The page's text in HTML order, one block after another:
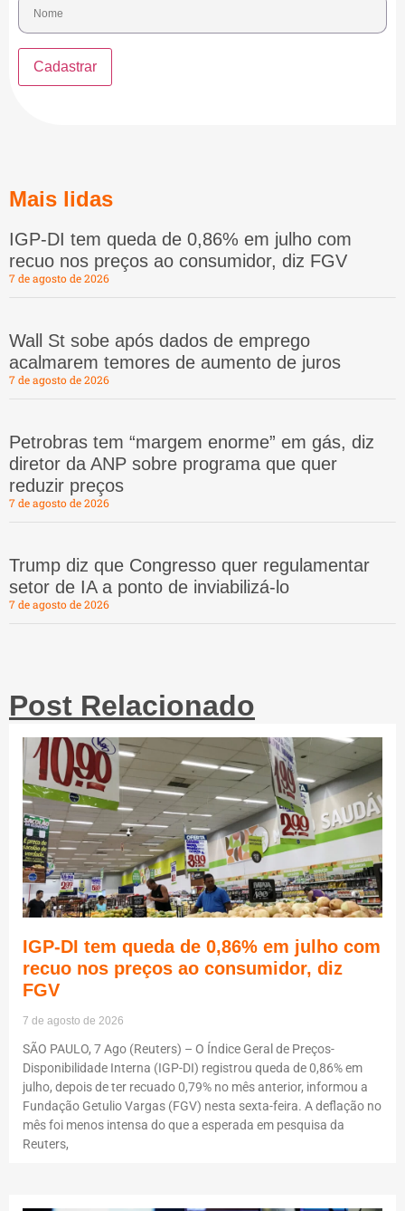
Mais lidas
IGP-DI tem queda de 0,86% em julho com
recuo nos preços ao consumidor, diz FGV
7 de agosto de 2026
Wall St sobe após dados de emprego
acalmarem temores de aumento de juros
7 de agosto de 2026
Petrobras tem “margem enorme” em gás, diz
diretor da ANP sobre programa que quer
reduzir preços
7 de agosto de 2026
Trump diz que Congresso quer regulamentar
setor de IA a ponto de inviabilizá-lo
7 de agosto de 2026
Post Relacionado
IGP-DI tem queda de 0,86% em julho com
recuo nos preços ao consumidor, diz
FGV
7 de agosto de 2026
SÃO PAULO, 7 Ago (Reuters) – O Índice Geral de Preços-
Disponibilidade Interna (IGP-DI) registrou queda de 0,86% em
julho, depois de ter recuado 0,79% no mês anterior, informou a
Fundação Getulio Vargas (FGV) nesta sexta-feira. A deflação no
mês foi menos intensa do que a esperada em pesquisa da
Reuters,